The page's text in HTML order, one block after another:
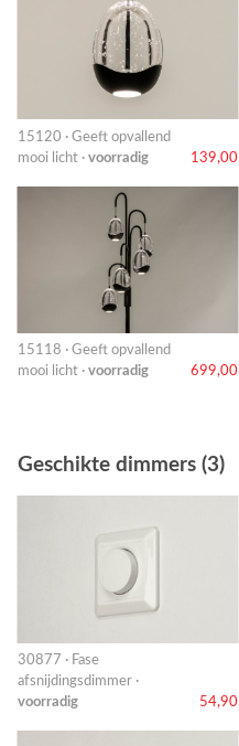
15120 · Geeft opvallend
mooi licht · voorradig 139,00
15118 · Geeft opvallend
mooi licht · voorradig 699,00
Geschikte dimmers (3)
30877 · Fase
afsnijdingsdimmer ·
voorradig
54,90